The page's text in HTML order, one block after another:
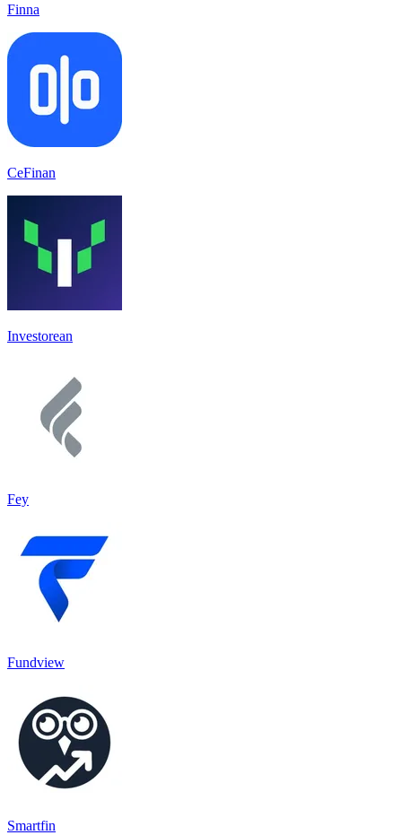
Finna
CeFinan
Investorean
Fey
Fundview
Smartfin